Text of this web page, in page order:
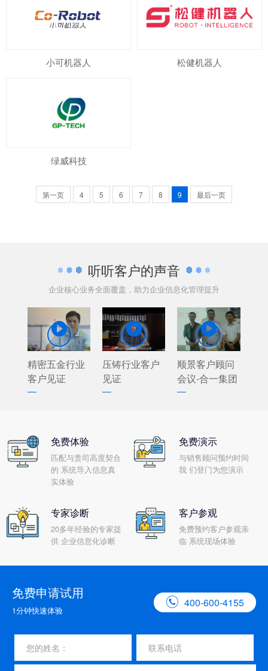
小可机器人 松健机器人
绿威科技
第一页 4 5 6 7 8 9 最后一页
听听客户的声音
企业核心业务全面覆盖，助力企业信息化管理提升

精密五金行业
客户见证

压铸行业客户
见证

顺景客户顾问
会议-合一集团
免费体验
匹配与贵司高度契合
的 系统导入信息真
实体验
免费演示
与销售顾问预约时间
我 们登门为您演示
专家诊断
20多年经验的专家提
供 企业信息化诊断
客户参观
免费预约客户参观亲
临 系统现场体验
免费申请试用
1分钟快速体验
 400-600-4155